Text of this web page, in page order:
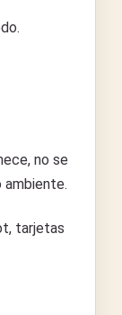
no se
ambiente.
tarjetas